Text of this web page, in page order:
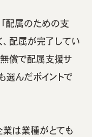
配属のための支
、配属が完了してい
償で配属支援サ
選んだポイントで
業は業種がとても